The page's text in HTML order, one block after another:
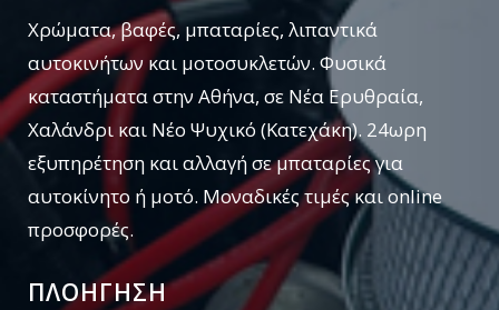
Χρώματα, βαφές, μπαταρίες, λιπαντικά
αυτοκινήτων και μοτοσυκλετών. Φυσικά
καταστήματα στην Αθήνα, σε Νέα Ερυθραία,
Χαλάνδρι και Νέο Ψυχικό (Κατεχάκη). 24ωρη
εξυπηρέτηση και αλλαγή σε μπαταρίες για
αυτοκίνητο ή μοτό. Μοναδικές τιμές και online
προσφορές.
ΠΛΟΗΓΗΣΗ